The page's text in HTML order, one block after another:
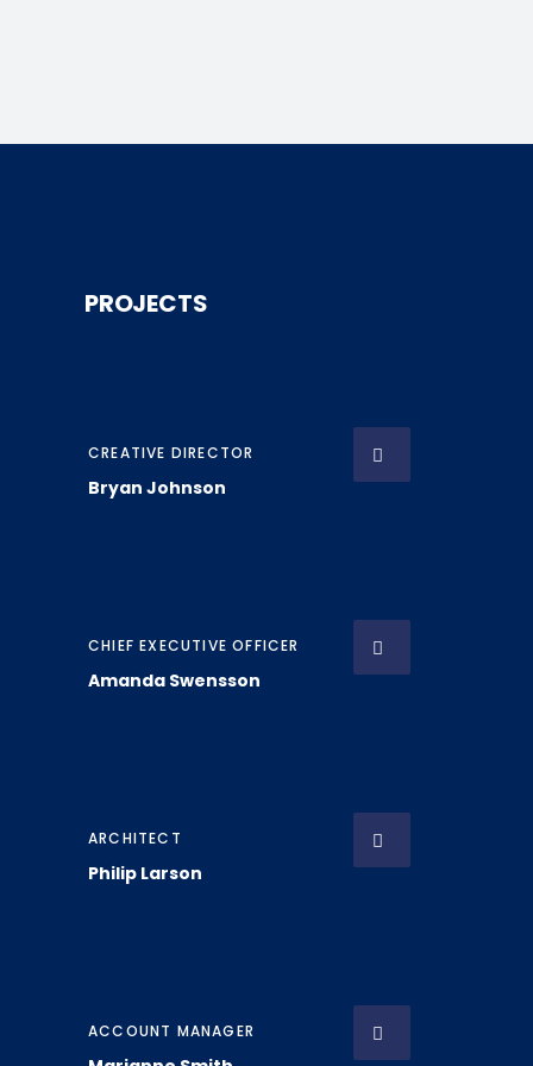
PROJECTS
CREATIVE DIRECTOR
Bryan Johnson
CHIEF EXECUTIVE OFFICER
Amanda Swensson
ARCHITECT
Philip Larson
ACCOUNT MANAGER